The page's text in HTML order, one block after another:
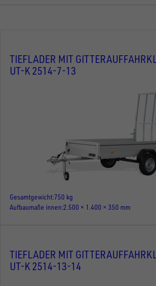
TIEFLADER MIT
UT-K 2514-7-13
Gesamtgewicht 750 kg
Aufbaumaße innen 2.500 × 1.400 × 350 mm
TIEFLADER MIT
UT-K 2514-13-14